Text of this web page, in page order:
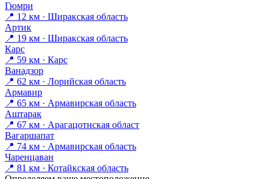
Гюмри
📍 12 км · Ширакская область
Артик
📍 19 км · Ширакская область
Карс
📍 59 км · Карс
Ванадзор
📍 62 км · Лорийская область
Армавир
📍 65 км · Армавирская область
Аштарак
📍 67 км · Арагацотнская област
Вагаршапат
📍 74 км · Армавирская область
Чаренцаван
📍 81 км · Котайкская область